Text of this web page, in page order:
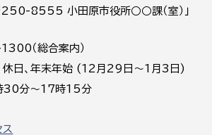
250-8555 小田原市役所○○課（室）」
（総合案内）
休日、年末年始 (12月29日～1月3日)
30分～17時15分